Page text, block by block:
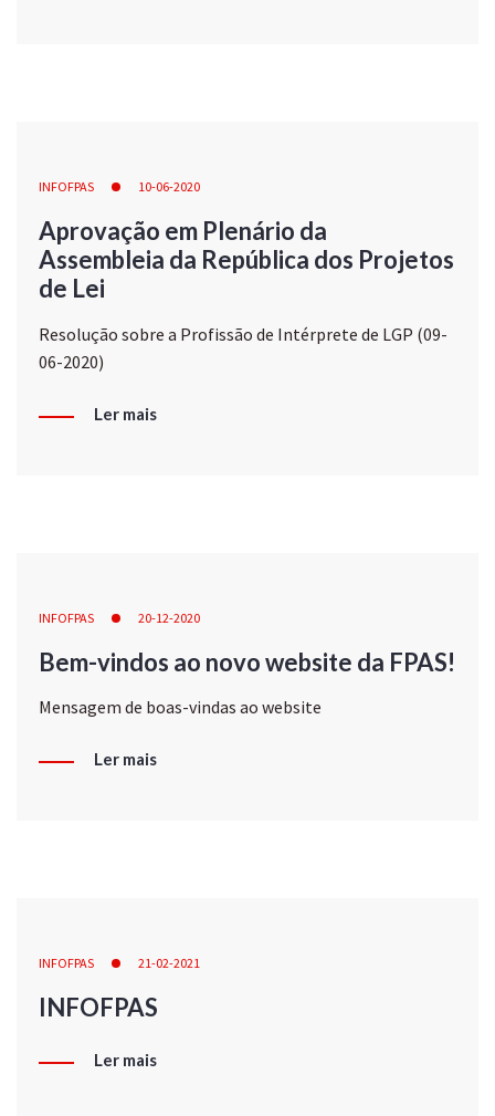
INFOFPAS 10-06-2020
Aprovação em Plenário da
Assembleia da República dos Projetos
de Lei
Resolução sobre a Profissão de Intérprete de LGP (09-
06-2020)
Ler mais
INFOFPAS 20-12-2020
Bem-vindos ao novo website da FPAS!
Mensagem de boas-vindas ao website
Ler mais
INFOFPAS 21-02-2021
INFOFPAS
Ler mais